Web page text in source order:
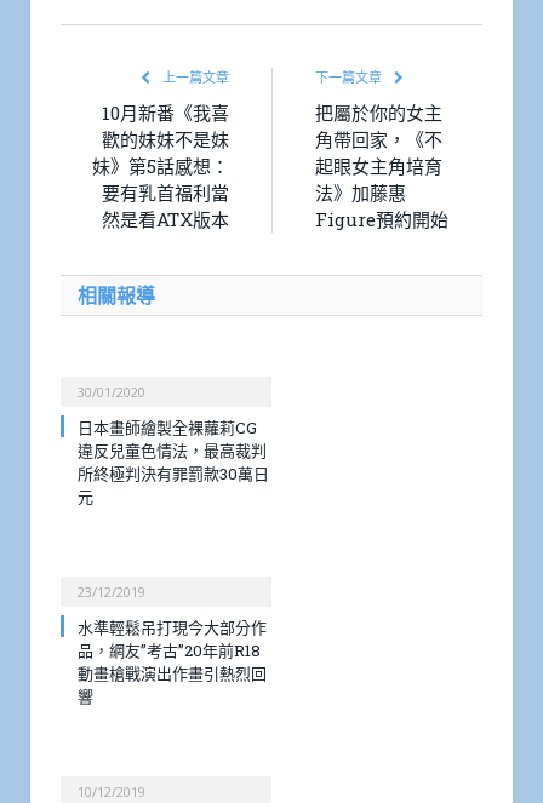
上一篇文章
10月新番《我喜
歡的妹妹不是妹
妹》第5話感想：
要有乳首福利當
然是看ATX版本
下一篇文章
把屬於你的女主
角帶回家，《不
起眼女主角培育
法》加藤惠
Figure預約開始
相關報導
30/01/2020
日本畫師繪製全裸蘿莉CG
違反兒童色情法，最高裁判
所終極判決有罪罰款30萬日
元
23/12/2019
水準輕鬆吊打現今大部分作
品，網友”考古”20年前R18
動畫槍戰演出作畫引熱烈回
響
10/12/2019